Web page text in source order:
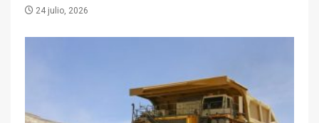
24 julio, 2026